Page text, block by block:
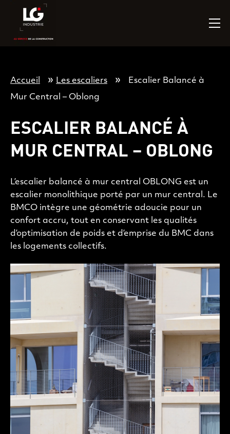
Accueil » Les escaliers »
Escalier Balancé à
Mur Central – Oblong
ESCALIER BALANCÉ À
MUR CENTRAL – OBLONG
L’escalier balancé à mur central OBLONG est un
escalier monolithique porté par un mur central. Le
BMCO intègre une géométrie adoucie pour un
confort accru, tout en conservant les qualités
d’optimisation de poids et d’emprise du BMC dans
les logements collectifs.